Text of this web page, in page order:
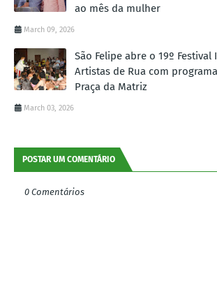
ao mês da mulher
March 09, 2026
São Felipe abre o 19º
Artistas de Rua com
Praça da Matriz
March 03, 2026
POSTAR UM COMENTÁRIO
0 Comentários